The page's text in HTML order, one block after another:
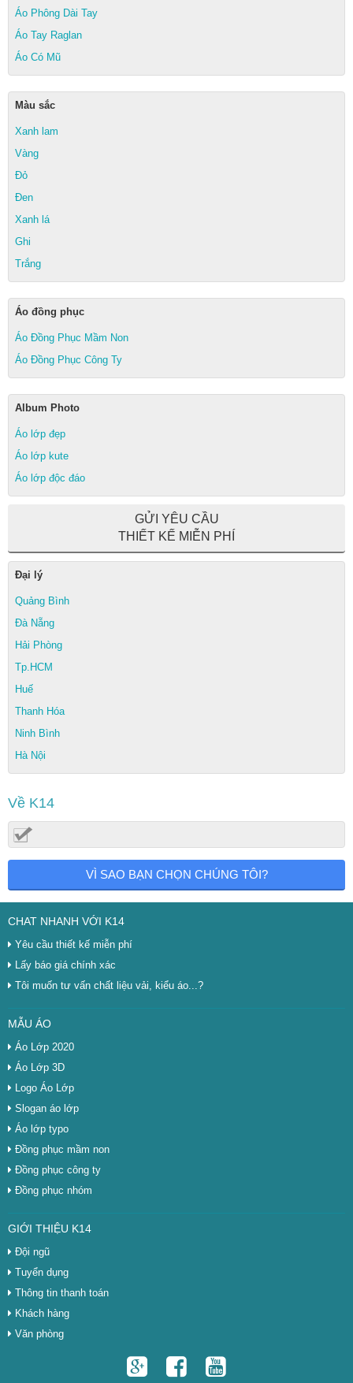
Áo Phông Dài Tay
Áo Tay Raglan
Áo Có Mũ
Màu sắc
Xanh lam
Vàng
Đỏ
Đen
Xanh lá
Ghi
Trắng
Áo đồng phục
Áo Đồng Phục Mầm Non
Áo Đồng Phục Công Ty
Album Photo
Áo lớp đẹp
Áo lớp kute
Áo lớp độc đáo
GỬI YÊU CẦU
THIẾT KẾ MIỄN PHÍ
Đại lý
Quảng Bình
Đà Nẵng
Hải Phòng
Tp.HCM
Huế
Thanh Hóa
Ninh Bình
Hà Nội
Về K14
VÌ SAO BẠN CHỌN CHÚNG TÔI?
CHAT NHANH VỚI K14
Yêu cầu thiết kế miễn phí
Lấy báo giá chính xác
Tôi muốn tư vấn chất liệu vải, kiểu áo...?
MẪU ÁO
Áo Lớp 2020
Áo Lớp 3D
Logo Áo Lớp
Slogan áo lớp
Áo lớp typo
Đồng phục mầm non
Đồng phục công ty
Đồng phục nhóm
GIỚI THIỆU K14
Đội ngũ
Tuyển dụng
Thông tin thanh toán
Khách hàng
Văn phòng